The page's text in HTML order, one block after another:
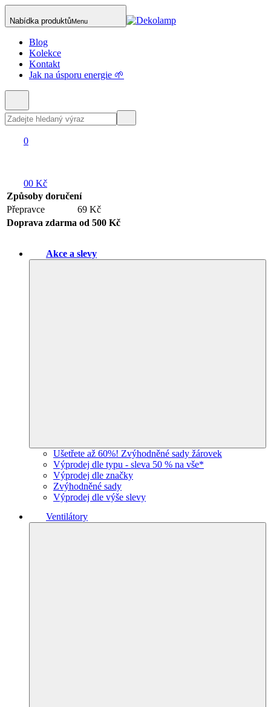
Nabídka produktůMenu
Blog
Kolekce
Kontakt
Jak na úsporu energie 🌱
0
00 Kč
Způsoby doručení
Přepravce
69 Kč
Doprava zdarma od 500 Kč
Akce a slevy
Ušetřete až 60%! Zvýhodněné sady žárovek
Výprodej dle typu - sleva 50 % na vše*
Výprodej dle značky
Zvýhodněné sady
Výprodej dle výše slevy
Ventilátory